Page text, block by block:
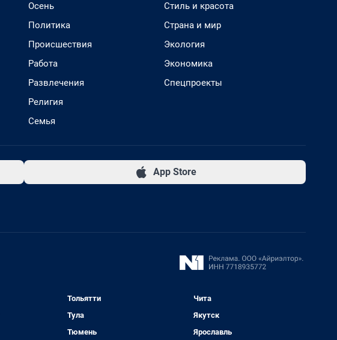
Осень
Политика
Происшествия
Работа
Развлечения
Религия
Семья
Стиль и красота
Страна и мир
Экология
Экономика
Спецпроекты
App Store
Тольятти
Тула
Тюмень
Чита
Якутск
Ярославль